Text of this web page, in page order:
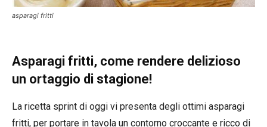
asparagi fritti
Asparagi fritti, come rendere delizioso
un ortaggio di stagione!
La ricetta sprint di oggi vi presenta degli ottimi asparagi
fritti, per portare in tavola un contorno croccante e ricco di